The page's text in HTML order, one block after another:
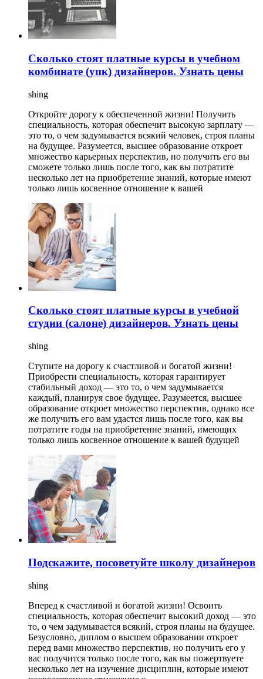
Сколько стоят платные курсы в учебном
комбинате (упк) дизайнеров. Узнать цены
shing
Откройте дорогу к обеспеченной жизни! Получить
специальность, которая обеспечит высокую зарплату —
это то, о чем задумывается всякий человек, строя планы
на будущее. Разумеется, высшее образование откроет
множество карьерных перспектив, но получить его вы
сможете только лишь после того, как вы потратите
несколько лет на приобретение знаний, которые имеют
только лишь косвенное отношение к вашей
Сколько стоят платные курсы в учебной
студии (салоне) дизайнеров. Узнать цены
shing
Ступите на дорогу к счастливой и богатой жизни!
Приобрести специальность, которая гарантирует
стабильный доход — это то, о чем задумывается
каждый, планируя свое будущее. Разумеется, высшее
образование откроет множество перспектив, однако все
же получить его вам удастся лишь после того, как вы
потратите годы на приобретение знаний, имеющих
только лишь косвенное отношение к вашей будущей
Подскажите, посоветуйте школу дизайнеров
shing
Вперед к счастливой и богатой жизни! Освоить
специальность, которая обеспечит высокий доход — это
то, о чем задумывается всякий, строя планы на будущее.
Безусловно, диплом о высшем образовании откроет
перед вами множество перспектив, но получить его у
вас получится только после того, как вы пожертвуете
несколько лет на изучение дисциплин, которые имеют